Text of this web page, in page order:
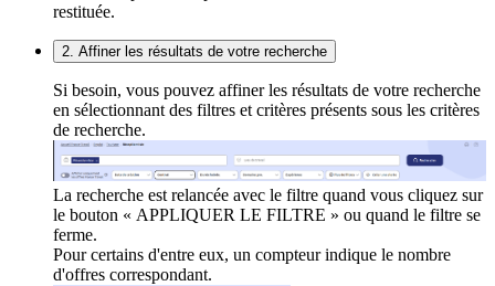
restituée.
2. Affiner les résultats de votre recherche
Si besoin, vous pouvez affiner les résultats de votre recherche
en sélectionnant des filtres et critères présents sous les critères
de recherche.
La recherche est relancée avec le filtre quand vous cliquez sur
le bouton « APPLIQUER LE FILTRE » ou quand le filtre se
ferme.
Pour certains d'entre eux, un compteur indique le nombre
d'offres correspondant.